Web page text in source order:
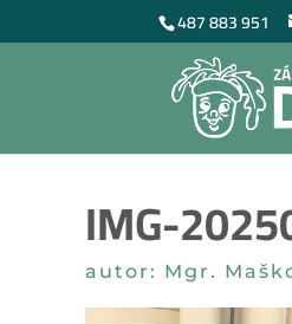
487 883 951
IMG-
autor: Mgr.